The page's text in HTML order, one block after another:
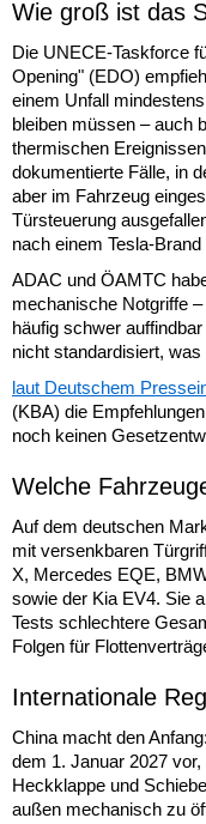
Wie groß ist das
Die UNECE-Taskforce
Opening" (EDO)
einem Unfall
bleiben müssen – auch
thermischen
dokumentierte Fälle, in
aber im Fahrzeug
Türsteuerung
nach einem Tesla-
ADAC und ÖAMTC
mechanische Notgriffe
häufig schwer
nicht standardisiert,
laut Deutschem
(KBA) die
noch keinen
Welche
Auf dem deutschen
mit versenkbaren
X, Mercedes EQE,
sowie der Kia EV4. Sie
Tests schlechtere
Folgen für
Internationale
China macht den
dem 1. Januar 2027
Heckklappe und
außen mechanisch zu